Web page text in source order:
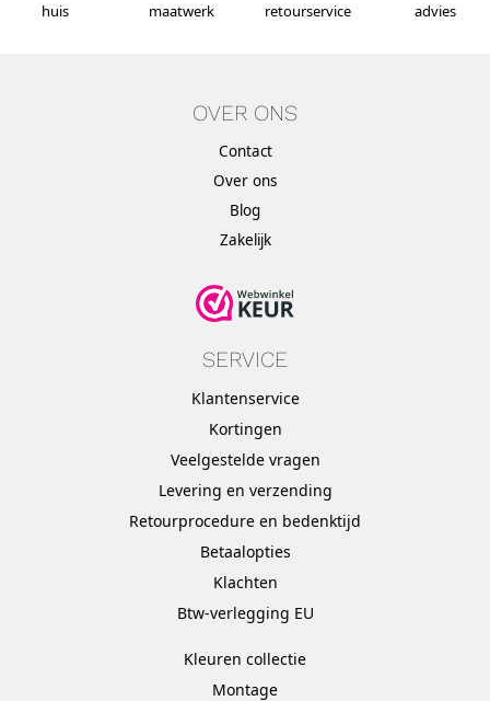
huis
maatwerk
retourservice
advies
OVER ONS
Contact
Over ons
Blog
Zakelijk
SERVICE
Klantenservice
Kortingen
Veelgestelde vragen
Levering en verzending
Retourprocedure en bedenktijd
Betaalopties
Klachten
Btw-verlegging EU
Kleuren collectie
Montage